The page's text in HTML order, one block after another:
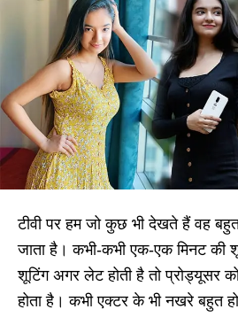
टीवी पर हम जो कुछ भी देखते हैं वह
जाता है। कभी-कभी एक-एक मिनट की
शूटिंग अगर लेट होती है तो प्रोड्यूसर
होता है। कभी एक्टर के भी नखरे बहुत